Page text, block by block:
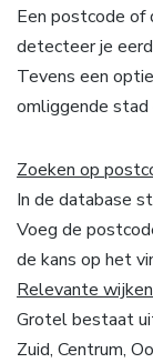
Een postcode of
detecteer je
Tevens een
omliggende stad
Zoeken op
In de database
Voeg de
de kans op het
Relevante wijken
Grotel bestaat
Zuid, Centrum,